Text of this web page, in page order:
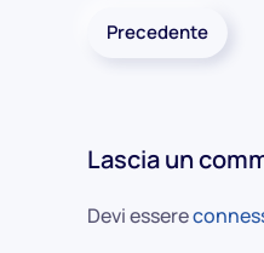
Precedente
Lascia un
Devi essere